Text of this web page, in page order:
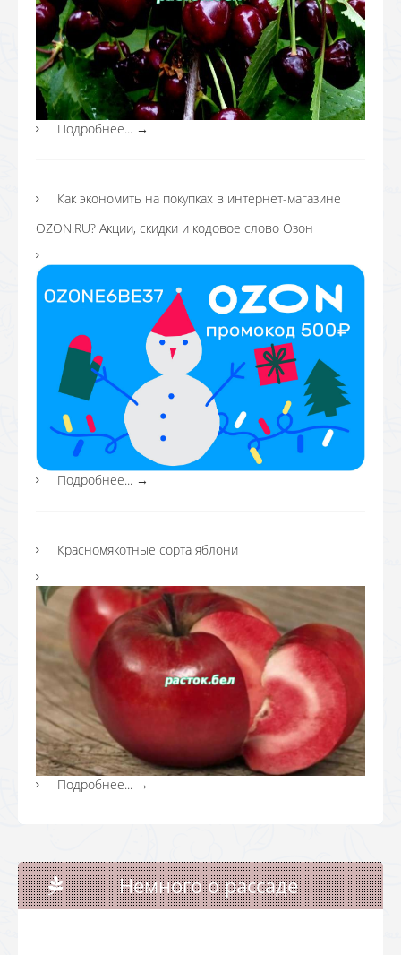
Подробнее... →
Как экономить на покупках в интернет-магазине
OZON.RU? Акции, скидки и кодовое слово Озон
Подробнее... →
Красномякотные сорта яблони
Подробнее... →
Немного о рассаде